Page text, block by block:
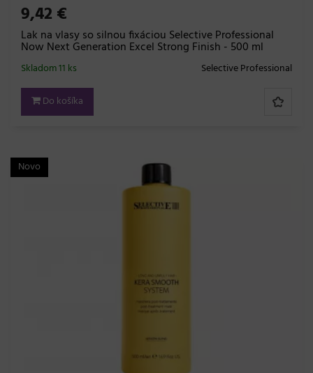
9,42 €
Lak na vlasy so silnou fixáciou Selective Professional
Now Next Generation Excel Strong Finish - 500 ml
Selective Professional
Skladom 11 ks
Do košíka
Novo